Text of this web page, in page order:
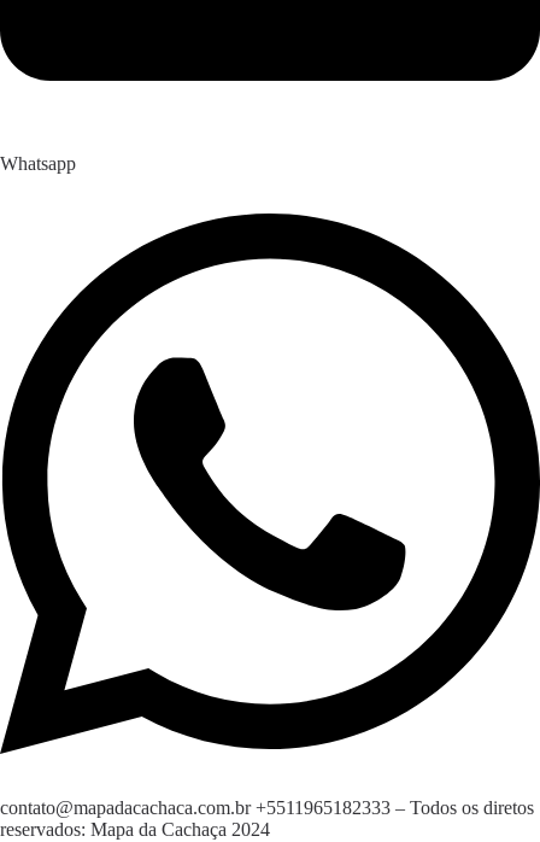
Whatsapp
contato@mapadacachaca.com.br +5511965182333 – Todos os diretos
reservados: Mapa da Cachaça 2024